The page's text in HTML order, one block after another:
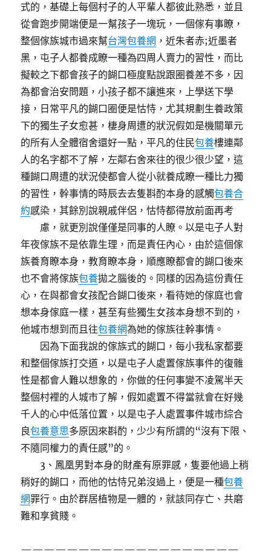
式的，基礎上每個村子的人平輩人都彼此熟悉，並且
從會跑步開端便是一幫孩子一塊玩，一個傢有事瞭，
整個傢族城市過來幫台灣包養網 ，近朱者赤;近墨者
黑，屯子人都養成瞭一種為四周人賣力的習性，而比
擬較之下都會孩子的餬口極度點說跟圈養差不多，因
為都會治安問題，小孩子都不讓進來，上學送下學
接，日常平凡的餬口圈便是怙恃，尤其規劃生養政策
下的獨生子女愈甚，棲身周遭的狀況假如是機關單元
的所有人全體宿舍還好一點，平凡的住民包養樓連鄰
人的名字都不了解，左鄰右舍來往的很少很少望，這
種餬口周遭的狀況使都會人從小就養成瞭一種比力獨
的習性，幹事情的時辰去去隻斟酌本身的感觸包養合
約感染，其餘別說親戚伴侶，怙恃都得放前面再考
慮，就更別說僅僅是同事的人瞭。以是屯子人對
年夜傢族不是依靠生理，而是責任內心，由於這個傢
族養育瞭本身，教育瞭本身，順應瞭都會的餬口後來
也不會將傢族包養拋之腦後的。同樣的因為這份責任
心，在與都會女孩配合餬口後來，看待她的傢庭也會
想本身傢庭一樣，甚至有些獨生女孩本身想不到的，
他城市想到而且往包養網為她的傢族往幹事情。
因為下面我說的傢族式的餬口，每小我私家都要
和整個傢族打交道，以是屯子人處置傢族事件的復雜
性是都會人難以想象的，你做的任何事變不凌駕半天
整個村裡的人城市了解，假如處置不得當就會在好幾
千人的心中低落位置，以是屯子人處置事件城市綜合
良包養意思多原因來斟酌，少少有所謂的“沒有下限、
不隨同權力的責任感”的。
3、鳳凰男對本身的財產有原罪感，隻要他過上稍
稍好的餬口，而他的怙恃兄弟沒過上，便是一種包養
網罪行。由於群居植物是一體的，就該同存亡、共磨
難和享貧賤。
———————————————————